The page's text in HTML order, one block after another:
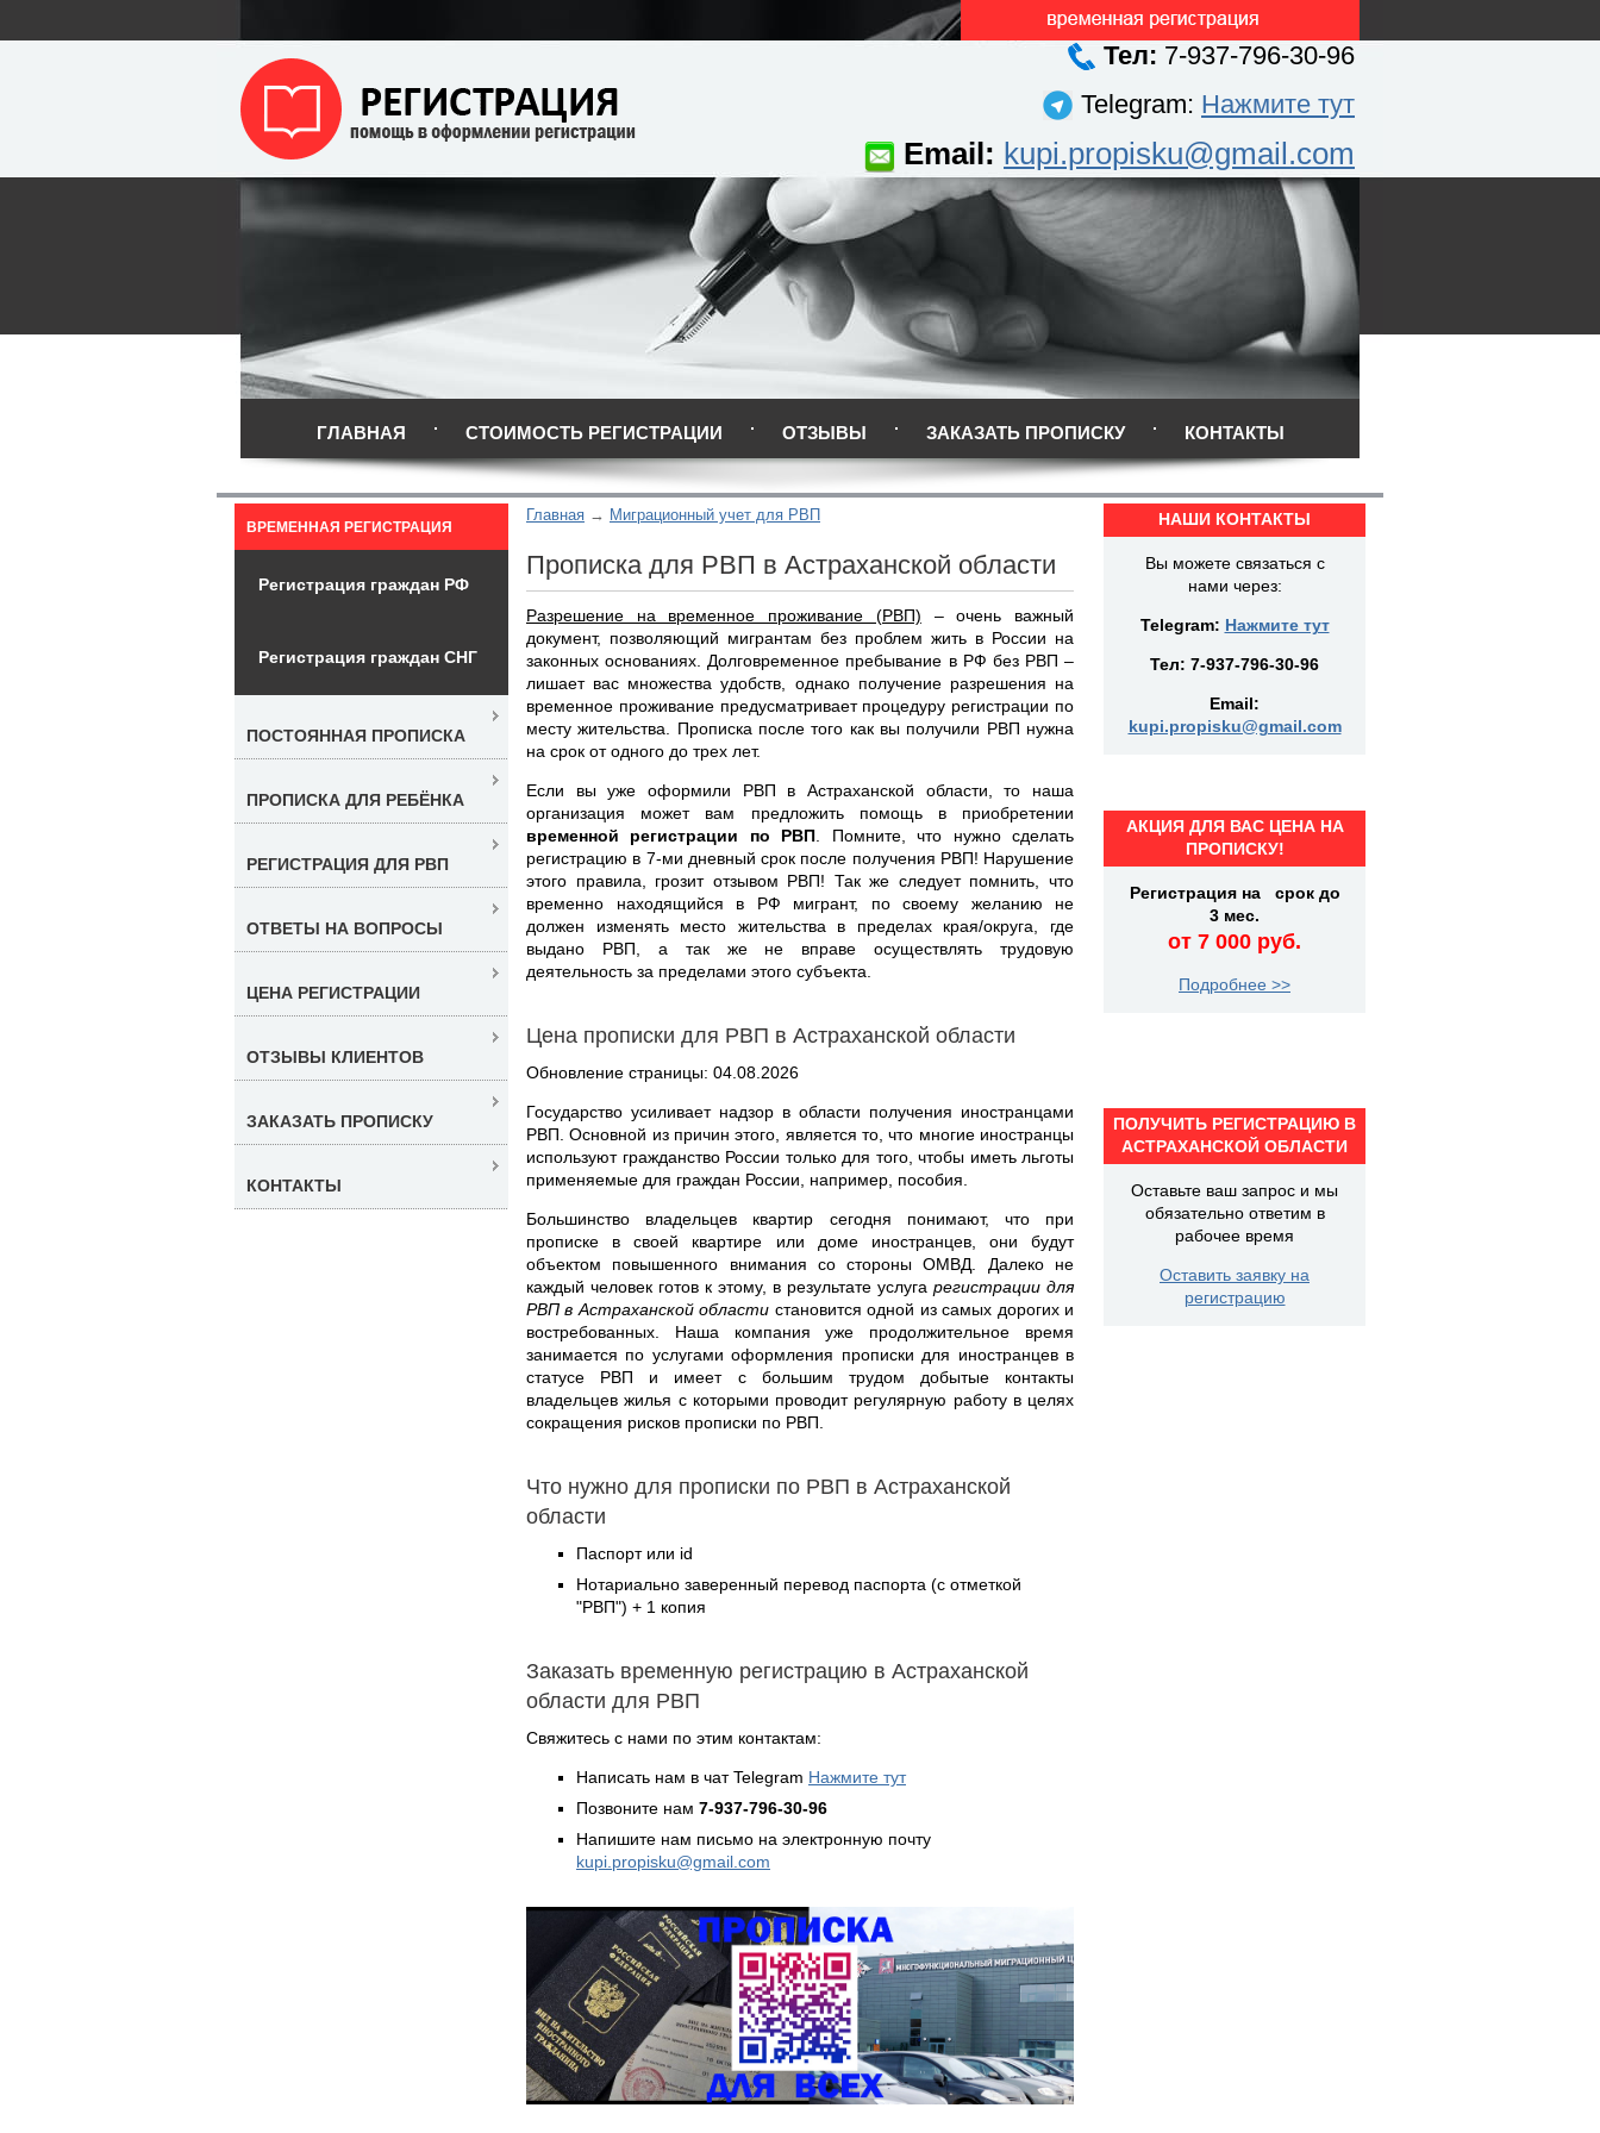
Тел: 7-937-796-30-96
Telegram: Нажмите тут
Email: kupi.propisku@gmail.com
ГЛАВНАЯ СТОИМОСТЬ РЕГИСТРАЦИИ ОТЗЫВЫ ЗАКАЗАТЬ ПРОПИСКУ КОНТАКТЫ
Главная Миграционный учет для РВП
Прописка для РВП в Астраханской области
Разрешение на временное проживание (РВП) – очень важный
документ, позволяющий мигрантам без проблем жить в России на
законных основаниях. Долговременное пребывание в РФ без РВП –
лишает вас множества удобств, однако получение разрешения на
временное проживание предусматривает процедуру регистрации по
месту жительства. Прописка после того как вы получили РВП нужна
на срок от одного до трех лет.
Если вы уже оформили РВП в Астраханской области, то наша
организация может вам предложить помощь в приобретении
временной регистрации по РВП . Помните, что нужно сделать
регистрацию в 7-ми дневный срок после получения РВП! Нарушение
этого правила, грозит отзывом РВП! Так же следует помнить, что
временно находящийся в РФ мигрант, по своему желанию не
должен изменять место жительства в пределах края/округа, где
выдано РВП, а так же не вправе осуществлять трудовую
деятельность за пределами этого субъекта.
Цена прописки для РВП в Астраханской области
Обновление страницы: 04.08.2026
Государство усиливает надзор в области получения иностранцами
РВП. Основной из причин этого, является то, что многие иностранцы
используют гражданство России только для того, чтобы иметь льготы
применяемые для граждан России, например, пособия.
Большинство владельцев квартир сегодня понимают, что при
прописке в своей квартире или доме иностранцев, они будут
объектом повышенного внимания со стороны ОМВД. Далеко не
каждый человек готов к этому, в результате услуга регистрации для
РВП в Астраханской области становится одной из самых дорогих и
востребованных. Наша компания уже продолжительное время
занимается по услугами оформления прописки для иностранцев в
статусе РВП и имеет с большим трудом добытые контакты
владельцев жилья с которыми проводит регулярную работу в целях
сокращения рисков прописки по РВП.
Что нужно для прописки по РВП в Астраханской
области
Паспорт или id
Нотариально заверенный перевод паспорта (с отметкой
"РВП") + 1 копия
Заказать временную регистрацию в Астраханской
области для РВП
Свяжитесь с нами по этим контактам:
Написать нам в чат Telegram Нажмите тут
Позвоните нам 7-937-796-30-96
Напишите нам письмо на электронную почту
kupi.propisku@gmail.com
ВРЕМЕННАЯ РЕГИСТРАЦИЯ
Регистрация граждан РФ
Регистрация граждан СНГ
ПОСТОЯННАЯ ПРОПИСКА
ПРОПИСКА ДЛЯ РЕБЁНКА
РЕГИСТРАЦИЯ ДЛЯ РВП
ОТВЕТЫ НА ВОПРОСЫ
ЦЕНА РЕГИСТРАЦИИ
ОТЗЫВЫ КЛИЕНТОВ
ЗАКАЗАТЬ ПРОПИСКУ
КОНТАКТЫ
НАШИ КОНТАКТЫ
Вы можете связаться с
нами через:
Telegram: Нажмите тут
Тел: 7-937-796-30-96
Email:
kupi.propisku@gmail.com
АКЦИЯ ДЛЯ ВАС ЦЕНА НА
ПРОПИСКУ!
Регистрация на срок до
3 мес.
от 7 000 руб.
Подробнее >>
ПОЛУЧИТЬ РЕГИСТРАЦИЮ В
АСТРАХАНСКОЙ ОБЛАСТИ
Оставьте ваш запрос и мы
обязательно ответим в
рабочее время
Оставить заявку на
регистрацию